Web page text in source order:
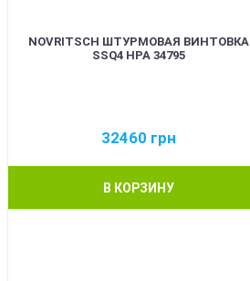
NOVRITSCH ШТУРМОВАЯ ВИНТОВКА
SSQ4 HPA 34795
32460 грн
В КОРЗИНУ